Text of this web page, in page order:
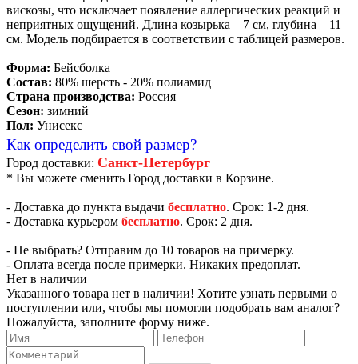
вискозы, что исключает появление аллергических реакций и
неприятных ощущений. Длина козырька – 7 см, глубина – 11
см. Модель подбирается в соответствии с таблицей размеров.
Форма: Бейсболка
Состав: 80% шерсть - 20% полиамид
Страна производства: Россия
Сезон: зимний
Пол: Унисекс
Как определить свой размер?
Город доставки: Санкт-Петербург
* Вы можете сменить Город доставки в Корзине.
- Доставка до пункта выдачи бесплатно. Срок: 1-2 дня.
- Доставка курьером бесплатно. Срок: 2 дня.
- Не выбрать? Отправим до 10 товаров на примерку.
- Оплата всегда после примерки. Никаких предоплат.
Нет в наличии
Указанного товара нет в наличии! Хотите узнать первыми о
поступлении или, чтобы мы помогли подобрать вам аналог?
Пожалуйста, заполните форму ниже.